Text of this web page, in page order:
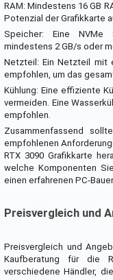
RAM: Mindestens 16 GB
Potenzial der Grafikkarte
Speicher: Eine NVMe
mindestens 2 GB/s oder
Netzteil: Ein Netzteil mit
empfohlen, um das
Kühlung: Eine effiziente
vermeiden. Eine
empfohlen.
Zusammenfassend
empfohlenen
RTX 3090 Grafikkarte
welche Komponenten
einen erfahrenen PC-
Preisvergleich und
Preisvergleich und
Kaufberatung für die
verschiedene Händler,